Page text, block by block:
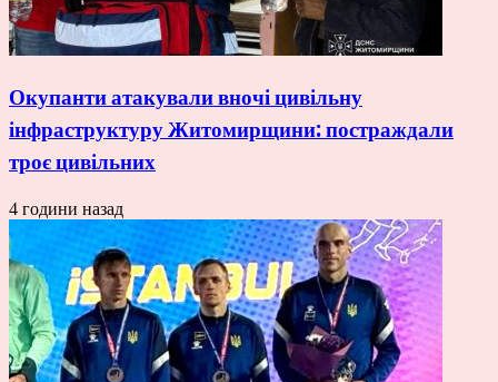
Окупанти атакували вночі цивільну
інфраструктуру Житомирщини: постраждали
троє цивільних
4 години назад